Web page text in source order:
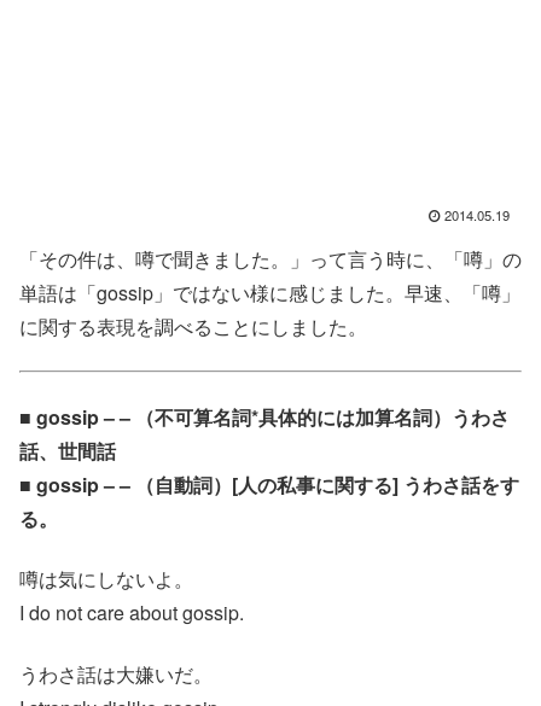
2014.05.19
「その件は、噂で聞きました。」って言う時に、「噂」の
単語は「gossip」ではない様に感じました。早速、「噂」
に関する表現を調べることにしました。
■ gossip – – （不可算名詞*具体的には加算名詞）うわさ
話、世間話
■ gossip – – （自動詞）[人の私事に関する] うわさ話をす
る。
噂は気にしないよ。
I do not care about gossip.
うわさ話は大嫌いだ。